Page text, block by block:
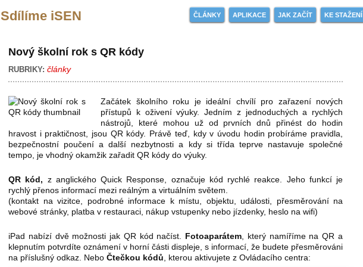
Sdílíme iSEN ČLÁNKY APLIKACE JAK ZAČÍT KE STAŽENÍ
Nový školní rok s QR kódy
RUBRIKY: články
Začátek školního roku je ideální chvílí pro zařazení nových
přístupů k oživení výuky. Jedním z jednoduchých a rychlých
nástrojů, které mohou už od prvních dnů přinést do hodin
hravost i praktičnost, jsou QR kódy. Právě teď, kdy v úvodu hodin probíráme pravidla,
bezpečnostní poučení a další nezbytnosti a kdy si třída teprve nastavuje společné
tempo, je vhodný okamžik zařadit QR kódy do výuky.
QR kód, z anglického Quick Response, označuje kód rychlé reakce. Jeho funkcí je
rychlý přenos informací mezi reálným a virtuálním světem.
(kontakt na vizitce, podrobné informace k místu, objektu, události, přesměrování na
webové stránky, platba v restauraci, nákup vstupenky nebo jízdenky, heslo na wifi)
iPad nabízí dvě možnosti jak QR kód načíst. Fotoaparátem , který namíříme na QR a
klepnutím potvrdíte oznámení v horní části displeje, s informací, že budete přesměrováni
na příslušný odkaz. Nebo Čtečkou kódů , kterou aktivujete z Ovládacího centra: